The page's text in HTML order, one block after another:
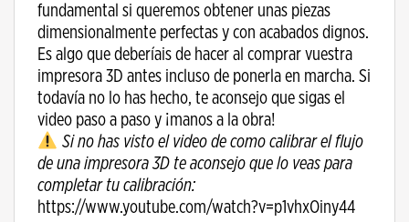
fundamental si queremos obtener unas piezas
dimensionalmente perfectas y con acabados dignos.
Es algo que deberíais de hacer al comprar vuestra
impresora 3D antes incluso de ponerla en marcha. Si
todavía no lo has hecho, te aconsejo que sigas el
video paso a paso y ¡manos a la obra!
Si no has visto el video de como calibrar el flujo
de una impresora 3D te aconsejo que lo veas para
completar tu calibración:
https://www.youtube.com/watch?v=p1vhxOiny44